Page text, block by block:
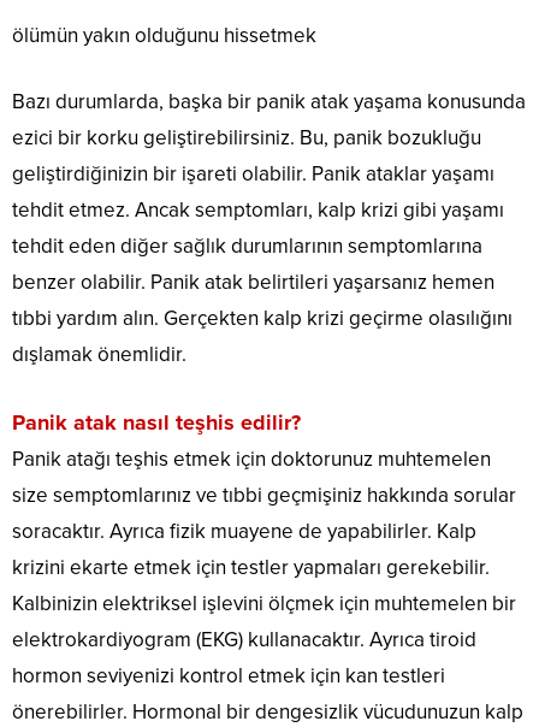
ölümün yakın olduğunu hissetmek
Bazı durumlarda, başka bir panik atak yaşama konusunda
ezici bir korku geliştirebilirsiniz. Bu, panik bozukluğu
geliştirdiğinizin bir işareti olabilir. Panik ataklar yaşamı
tehdit etmez. Ancak semptomları, kalp krizi gibi yaşamı
tehdit eden diğer sağlık durumlarının semptomlarına
benzer olabilir. Panik atak belirtileri yaşarsanız hemen
tıbbi yardım alın. Gerçekten kalp krizi geçirme olasılığını
dışlamak önemlidir.
Panik atak nasıl teşhis edilir?
Panik atağı teşhis etmek için doktorunuz muhtemelen
size semptomlarınız ve tıbbi geçmişiniz hakkında sorular
soracaktır. Ayrıca fizik muayene de yapabilirler. Kalp
krizini ekarte etmek için testler yapmaları gerekebilir.
Kalbinizin elektriksel işlevini ölçmek için muhtemelen bir
elektrokardiyogram (EKG) kullanacaktır. Ayrıca tiroid
hormon seviyenizi kontrol etmek için kan testleri
önerebilirler. Hormonal bir dengesizlik vücudunuzun kalp